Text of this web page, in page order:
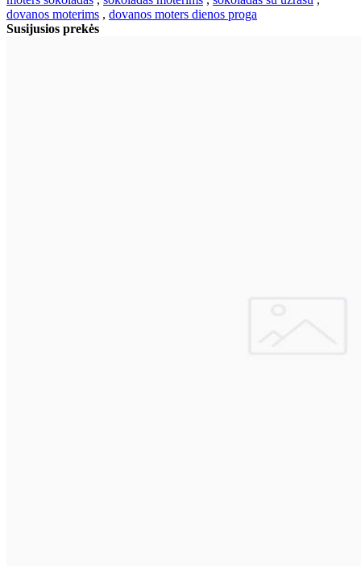
dovanos moterims , dovanos moters dienos proga
Susijusios prekės